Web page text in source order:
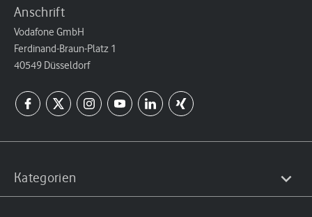
Anschrift
Vodafone GmbH
Ferdinand-Braun-Platz 1
40549 Düsseldorf
Kategorien